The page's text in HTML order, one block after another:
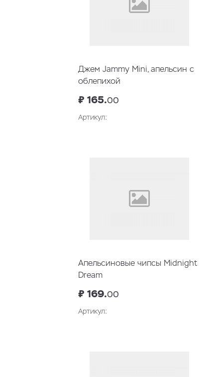
Джем Jammy Mini, апельсин с
облепихой
₽ 165.00
Артикул:
Апельсиновые чипсы Midnight
Dream
₽ 169.00
Артикул: